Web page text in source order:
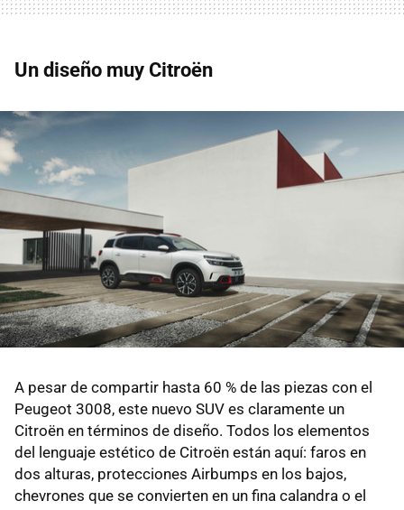
Un diseño muy Citroën
A pesar de compartir hasta 60 % de las piezas con el
Peugeot 3008, este nuevo SUV es claramente un
Citroën en términos de diseño. Todos los elementos
del lenguaje estético de Citroën están aquí: faros en
dos alturas, protecciones Airbumps en los bajos,
chevrones que se convierten en un fina calandra o el